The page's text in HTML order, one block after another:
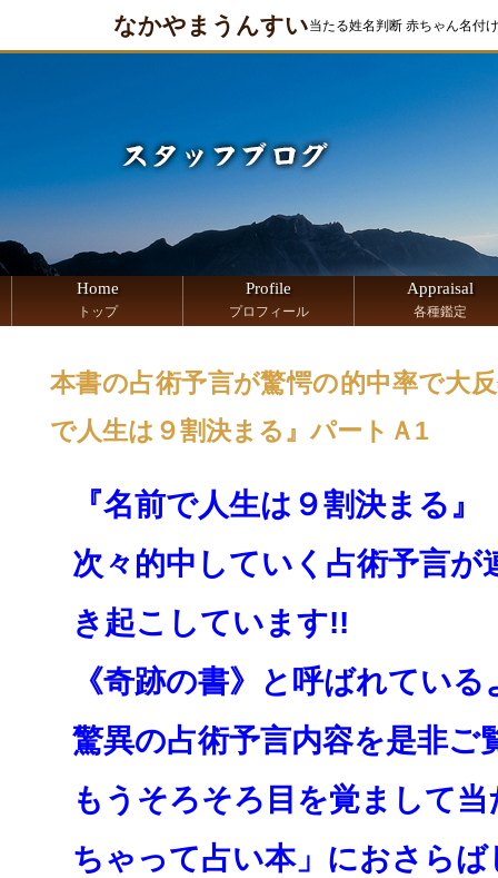
なかやまうんすい当たる姓名判断 赤ちゃん名付
Home
トップ
Profile
プロフィール
Appraisal
各種鑑定
本書の占術予言が驚愕の的中率で大
で人生は９割決まる』パートＡ1
『名前で人生は９割決まる
次々的中していく占術予言が
き起こしています!!
《奇跡の書》と呼ばれてい
驚異の占術予言内容を是非ご
もうそろそろ目を覚まして
ちゃって占い本」におさら